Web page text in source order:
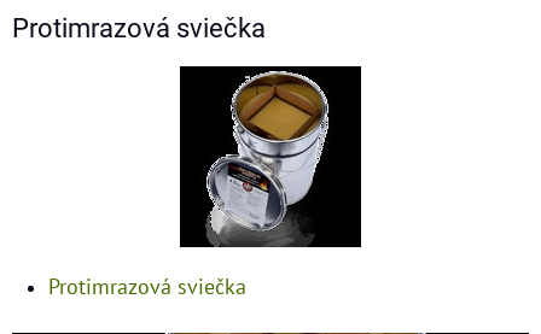
Protimrazová sviečka
Protimrazová sviečka